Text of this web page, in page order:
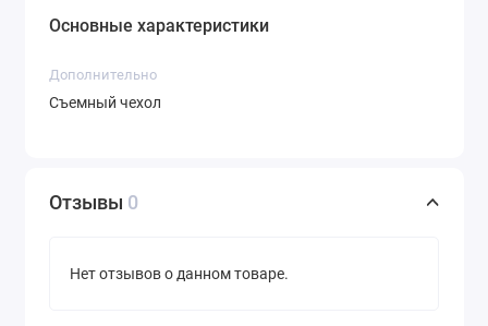
Основные характеристики
Дополнительно
Съемный чехол
Отзывы 0
Нет отзывов о данном товаре.